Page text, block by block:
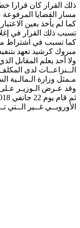
ذلك القرار كان قرارا
مسار القضايا
كما لم يأخذ بعين
تسبب ذلك القرار في
كما تسبب في اشتراط
مبروك كرشيد تعهد
الــنزاعــات لدى
مـمثل وزارة الـمالـية
وقد عـرض الـوزيـر عـلى الـحضور ضـمانًـا بـنكيًا بـه 20 مـليون ديـنار تـونسـي مـقابـل
الأوروبــي غــير